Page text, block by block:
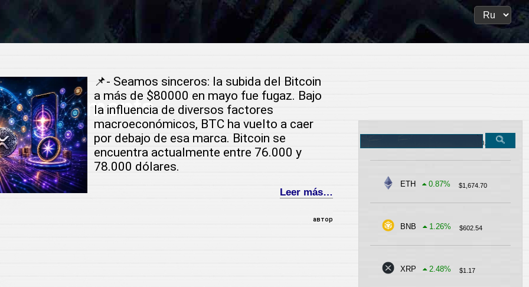
Search
on
the
Investments
📌- Seamos sinceros: la subida del Bitcoin
a más de $80000 en mayo fue fugaz. Bajo
la influencia de diversos factores
macroeconómicos, BTC ha vuelto a caer
por debajo de esa marca. Bitcoin se
encuentra actualmente entre 76.000 y
78.000 dólares.
Leer más…
автор
62,900.81
$1,674.70
ETH 0.87%
$602.54
BNB 1.26%
$1.17
XRP 2.48%